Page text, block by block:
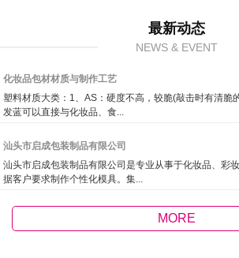
最新动态
NEWS & EVENT
化妆品包材材质与制作工艺
塑料材质大类：1、AS：硬度不高，较脆(敲击时有清脆
发蓝可以直接与化妆品、食...
汕头市启成包装制品有限公司
汕头市启成包装制品有限公司是专业从事于化妆品、彩
据客户要求制作个性化模具。集...
MORE